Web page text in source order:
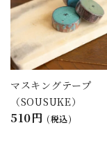
マスキングテープ
（SOUSUKE）
510円 (税込)